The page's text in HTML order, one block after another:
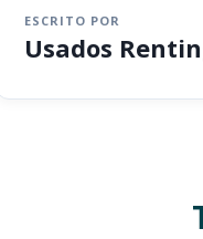
ESCRITO POR
Usados